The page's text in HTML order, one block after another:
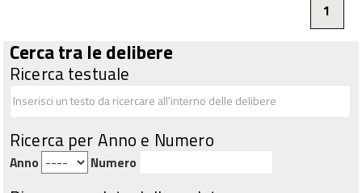
1
Cerca tra le delibere
Ricerca testuale
Ricerca per Anno e Numero
Anno Numero